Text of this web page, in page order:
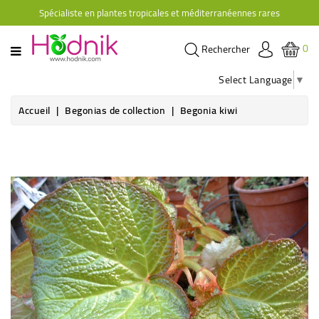
Spécialiste en plantes tropicales et méditerranéennes rares
CATÉGORIE
PLANTES
GRIMPANTES
HIBISCUS
BRUGMANSIAS
PLANTES
RUSTIQUES
PLANTES
RETOMBANTES
0
Rechercher
Select Language ▼
Accueil
Begonias de collection Begonia kiwi